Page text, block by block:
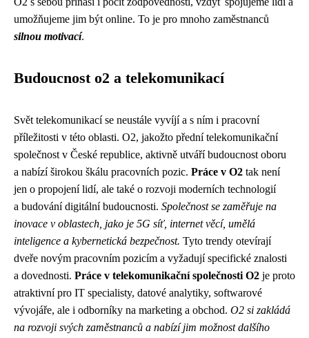
umožňujeme jim být online. To je pro mnoho zaměstnanců
silnou motivací.
Budoucnost o2 a telekomunikací
Svět telekomunikací se neustále vyvíjí a s ním i pracovní
příležitosti v této oblasti. O2, jakožto přední telekomunikační
společnost v České republice, aktivně utváří budoucnost oboru
a nabízí širokou škálu pracovních pozic. Práce v O2 tak není
jen o propojení lidí, ale také o rozvoji moderních technologií
a budování digitální budoucnosti. Společnost se zaměřuje na
inovace v oblastech, jako je 5G síť, internet věcí, umělá
inteligence a kybernetická bezpečnost. Tyto trendy otevírají
dveře novým pracovním pozicím a vyžadují specifické znalosti
a dovednosti. Práce v telekomunikační společnosti O2 je proto
atraktivní pro IT specialisty, datové analytiky, softwarové
vývojáře, ale i odborníky na marketing a obchod. O2 si zakládá
na rozvoji svých zaměstnanců a nabízí jim možnost dalšího